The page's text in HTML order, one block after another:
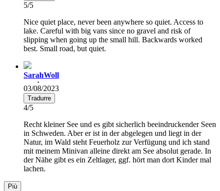
5/5
Nice quiet place, never been anywhere so quiet. Access to
lake. Careful with big vans since no gravel and risk of
slipping when going up the small hill. Backwards worked
best. Small road, but quiet.
SarahWoll
03/08/2023
Tradurre
4/5
Recht kleiner See und es gibt sicherlich beeindruckender Seen
in Schweden. Aber er ist in der abgelegen und liegt in der
Natur, im Wald steht Feuerholz zur Verfügung und ich stand
mit meinem Minivan alleine direkt am See absolut gerade. In
der Nähe gibt es ein Zeltlager, ggf. hört man dort Kinder mal
lachen.
Più